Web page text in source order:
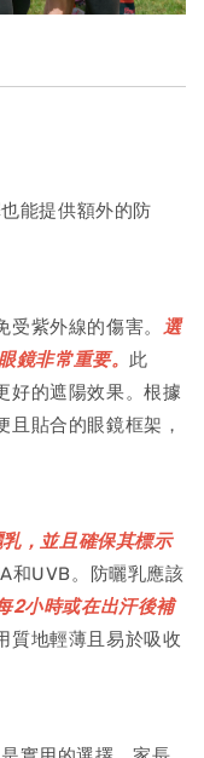
能提供額外的防
紫外線的傷害。 選
鏡非常重要。 此
好的遮陽效果。根據
且貼合的眼鏡框架，
，並且確保其標示
和UVB。防曬乳應該
2小時或在出汗後補
質地輕薄且易於吸收